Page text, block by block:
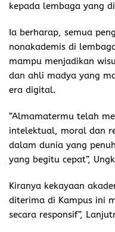
kepada lembaga yang
Ia berharap, semua
nonakademis di
mampu menjadikan
dan ahli madya yang
era digital.
“Almamatermu telah
intelektual, moral dan
dalam dunia yang
yang begitu cepat”,
Kiranya kekayaan
diterima di Kampus ini
secara responsif”,